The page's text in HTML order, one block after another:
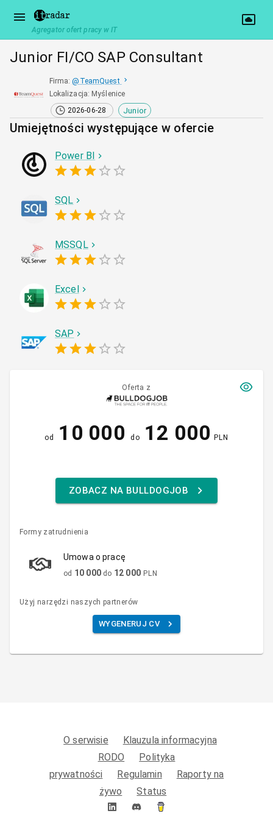
Agregator ofert pracy w IT
Junior FI/CO SAP Consultant
Firma: @ TeamQuest
Lokalizacja: Myślenice
2026-06-28
Junior
Umiejętności występujące w ofercie
Power BI
SQL
MSSQL
Excel
SAP
Oferta z
od 10 000 do 12 000 PLN
ZOBACZ NA BULLDOGJOB
Formy zatrudnienia
Umowa o pracę
od 10 000 do 12 000 PLN
Użyj narzędzi naszych partnerów
WYGENERUJ CV
O serwisie
Klauzula informacyjna
RODO
Polityka
prywatności
Regulamin
Raporty na
żywo
Status